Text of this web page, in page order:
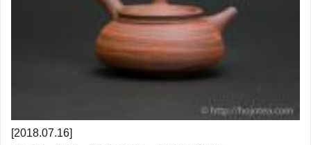
[2018.07.16]